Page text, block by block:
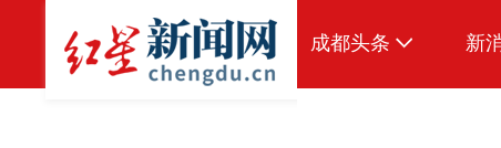
成都头条 新